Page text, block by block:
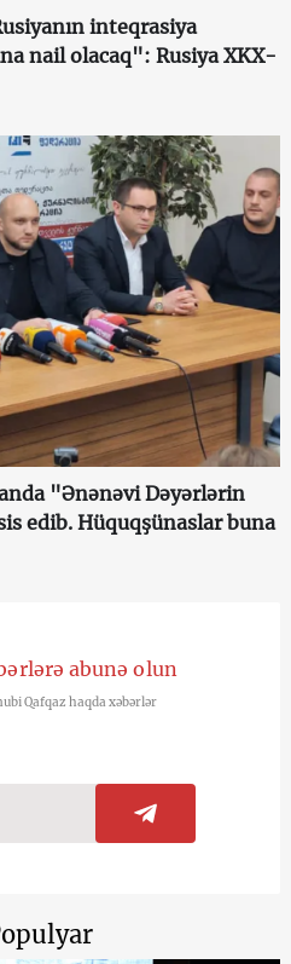
inteqrasiya
nail olacaq": Rusiya XKX-
"Ənənəvi Dəyərlərin
edib. Hüquqşünaslar buna
abunə olun
Qafqaz haqda xəbərlər